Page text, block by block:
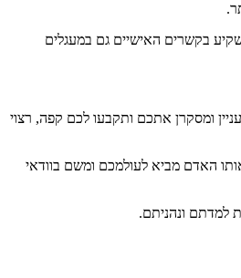
בקשרים האישיים גם במעגלים
ומסקרן אתכם ותקבעו לכם קפה, רצוי
האדם מביא לעולמכם ומשם בוודאי
למדתם ונהניתם.